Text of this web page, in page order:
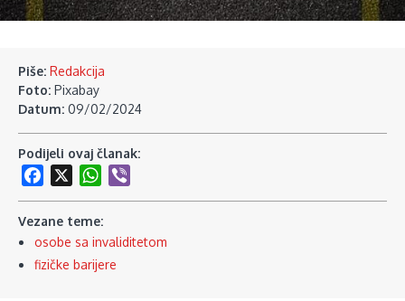
Piše: Redakcija
Foto: Pixabay
Datum: 09/02/2024
Podijeli ovaj članak:
Facebook
WhatsApp
Vezane teme:
osobe sa invaliditetom
fizičke barijere